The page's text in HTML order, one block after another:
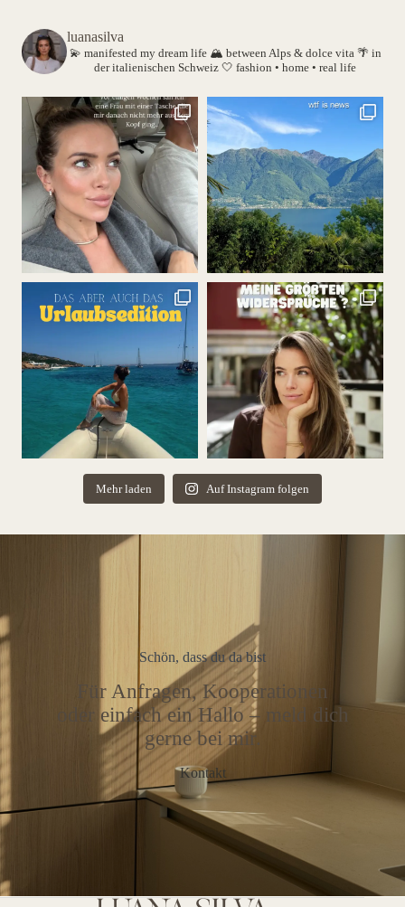
luanasilva
💫 manifested my dream life 🏔️ between Alps & dolce vita 🌴 in
der italienischen Schweiz 🤍 fashion • home • real life
Mehr laden Auf Instagram folgen
Schön, dass du da bist
Für Anfragen, Kooperationen
oder einfach ein Hallo – meld dich
gerne bei mir.
Kontakt